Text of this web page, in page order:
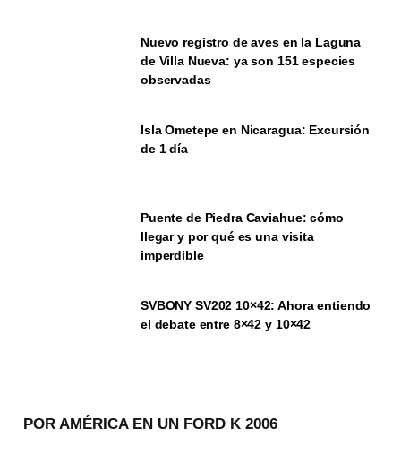
Nuevo registro de aves en la Laguna
de Villa Nueva: ya son 151 especies
observadas
Isla Ometepe en Nicaragua: Excursión
de 1 día
Puente de Piedra Caviahue: cómo
llegar y por qué es una visita
imperdible
SVBONY SV202 10×42: Ahora entiendo
el debate entre 8×42 y 10×42
POR AMÉRICA EN UN FORD K 2006